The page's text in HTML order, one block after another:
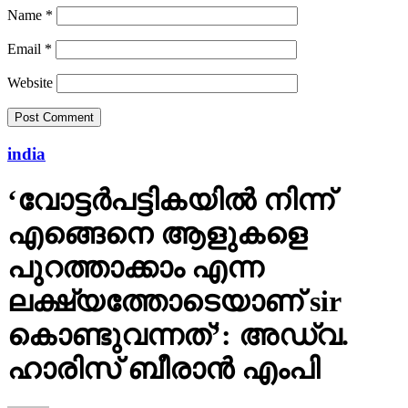
Name *
Email *
Website
india
‘വോട്ടര്‍പട്ടികയില്‍ നിന്ന്
എങ്ങെനെ ആളുകളെ
പുറത്താക്കാം എന്ന
ലക്ഷ്യത്തോടെയാണ് sir
കൊണ്ടുവന്നത്’: അഡ്വ.
ഹാരിസ് ബീരാൻ എംപി